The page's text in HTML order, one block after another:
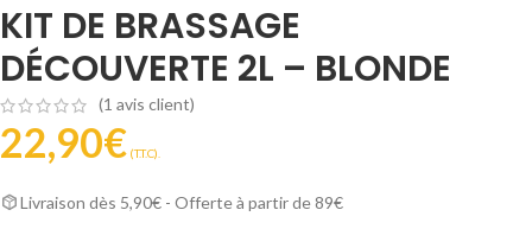
KIT DE BRASSAGE
DÉCOUVERTE 2L – BLONDE
(1 avis client)
22,90€ (T.T.C).
Livraison dès 5,90€ - Offerte à partir de 89€